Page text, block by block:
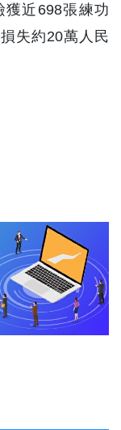
近698張練功
失約20萬人民